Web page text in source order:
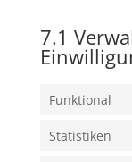
7.1
Funktional
Statistiken